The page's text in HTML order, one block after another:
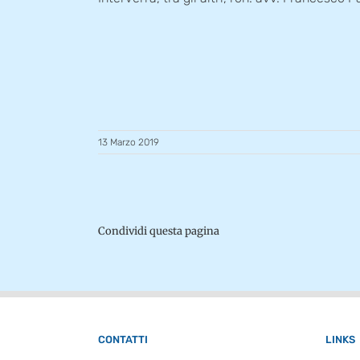
13 Marzo 2019
Condividi questa pagina
CONTATTI LINKS